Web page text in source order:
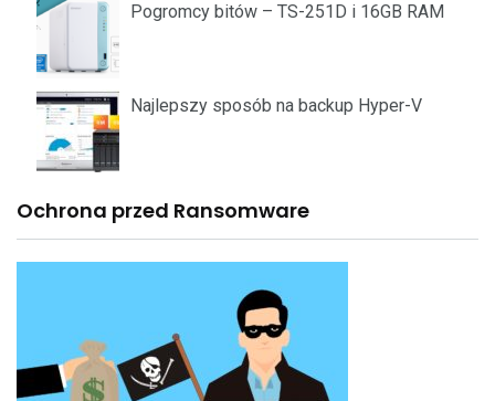
Pogromcy bitów – TS-251D i 16GB RAM
Najlepszy sposób na backup Hyper-V
Ochrona przed Ransomware